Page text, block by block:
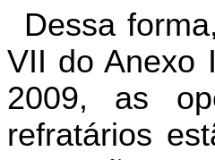
Dessa forma,
VII do Anexo
2009, as
refratários